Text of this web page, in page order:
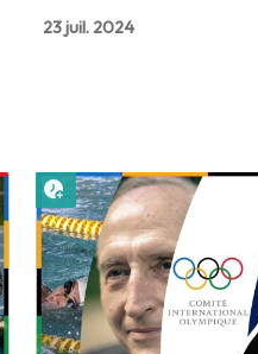
23 juil. 2024
Lire plus tard